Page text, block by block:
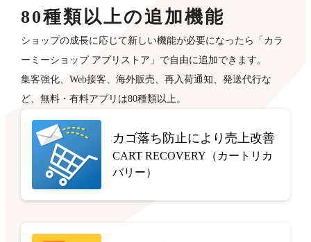
80種類以上の追加機能
ショップの成長に応じて新しい機能が必要になったら「カラ
ーミーショップ アプリストア」で自由に追加できます。
集客強化、Web接客、海外販売、再入荷通知、発送代行な
ど、無料・有料アプリは80種類以上。
カゴ落ち防止により売上改善
CART RECOVERY（カートリカ
バリー）